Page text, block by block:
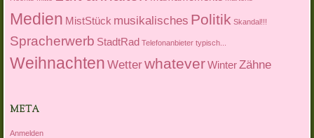
Medien MistStück musikalisches Politik Skandal!!!
Spracherwerb StadtRad Telefonanbieter typisch...
Weihnachten Wetterwhatever Winter Zähne
META
Anmelden